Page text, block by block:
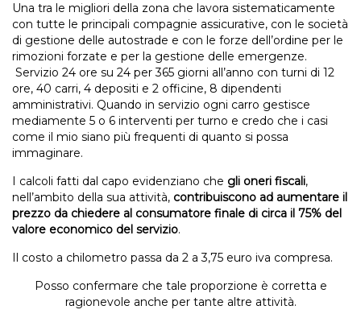
Una tra le migliori della zona che lavora sistematicamente
con tutte le principali compagnie assicurative, con le società
di gestione delle autostrade e con le forze dell’ordine per le
rimozioni forzate e per la gestione delle emergenze.
Servizio 24 ore su 24 per 365 giorni all’anno con turni di 12
ore, 40 carri, 4 depositi e 2 officine, 8 dipendenti
amministrativi. Quando in servizio ogni carro gestisce
mediamente 5 o 6 interventi per turno e credo che i casi
come il mio siano più frequenti di quanto si possa
immaginare.
I calcoli fatti dal capo evidenziano che gli oneri fiscali,
nell’ambito della sua attività, contribuiscono ad aumentare il
prezzo da chiedere al consumatore finale di circa il 75% del
valore economico del servizio.
Il costo a chilometro passa da 2 a 3,75 euro iva compresa.
Posso confermare che tale proporzione è corretta e
ragionevole anche per tante altre attività.